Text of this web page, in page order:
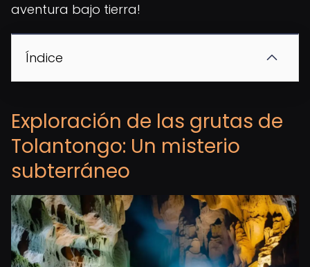
aventura bajo tierra!
Índice
Exploración de las grutas de
Tolantongo: Un misterio
subterráneo